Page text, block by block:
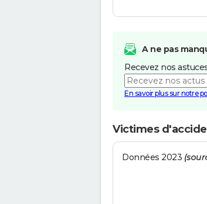
A ne pas
Recevez nos
En savoir plus sur notre
Victimes
Données 2023